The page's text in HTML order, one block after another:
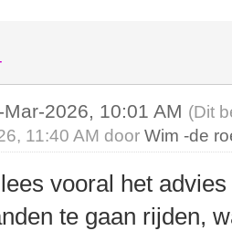
Mar-2026, 10:01 AM (Dit
11:40 AM doorWim -de
vooral het
te gaan rijden,